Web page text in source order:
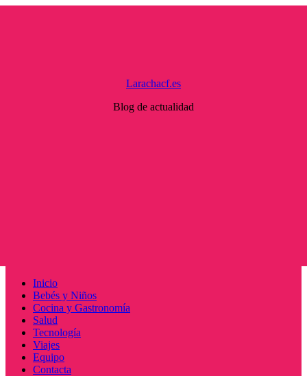
Larachacf.es
Blog de actualidad
Menú
principal
Inicio
Bebés y Niños
Cocina y Gastronomía
Salud
Tecnología
Viajes
Equipo
Contacta